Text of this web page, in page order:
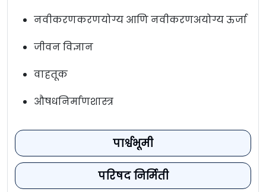
नवीकरणकरणयोग्य आणि नवीकरणअयोग्य ऊर्जा
जीवन विज्ञान
वाहतूक
औषधनिर्माणशास्त्र
पार्श्वभूमी
परिषद निर्मिती